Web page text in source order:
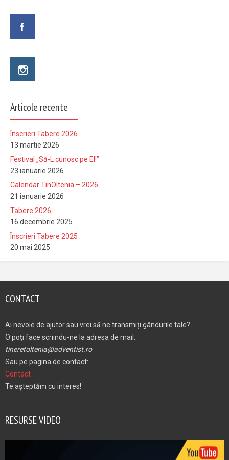
Articole recente
Înscrieri Tabere 2026
13 martie 2026
Festival „Să-L cunosc pe El!”
23 ianuarie 2026
Calendar TinOltenia – 2026
21 ianuarie 2026
Tabere 2026
16 decembrie 2025
Înscrieri Tabere 2025
20 mai 2025
CONTACT
Ai nevoie de ajutor sau vrei să ne transmiți gândurile tale?
O poți face scriindu-ne la adresa de mail:
tineretoltenia@adventist.ro
Sau pe pagina de contact:
Contact
Te așteptăm cu interes!
RESURSE VIDEO